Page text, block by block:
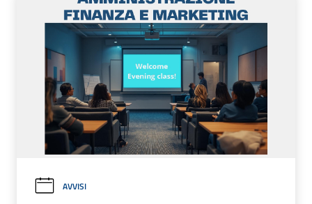
AVVISI